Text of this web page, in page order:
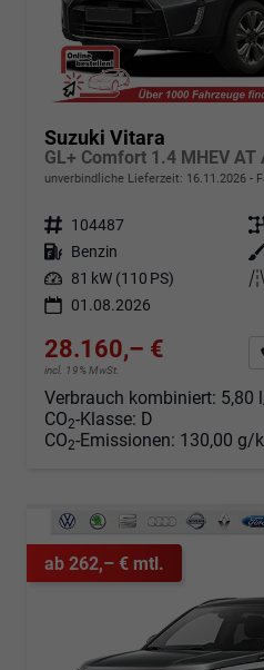
Suzuki Vitara
unverbindliche Lieferzeit: 16.11.2026
Fahrzeugnr. 104487
Kraftstoff Benzin Außenfarbe
Leistung 81 kW (110 PS) Kilometerstand
01.08.2026
28.160,– €
incl. 19% MwSt.
Verbrauch kombiniert: 5,80
CO2-Klasse: D
CO2-Emissionen: 130,00 g/
ab 262,– € mtl.